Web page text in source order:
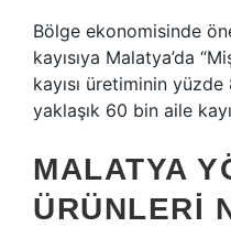
Bölge ekonomisinde
kayısıya Malatya’da
kayısı üretiminin
yaklaşık 60 bin aile
MALATYA
ÜRÜNLERI